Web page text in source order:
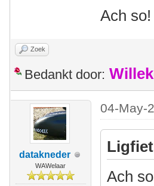
Ach so!
Zoek
Bedankt door:
datakneder
WAWelaar
04-May-
Ach